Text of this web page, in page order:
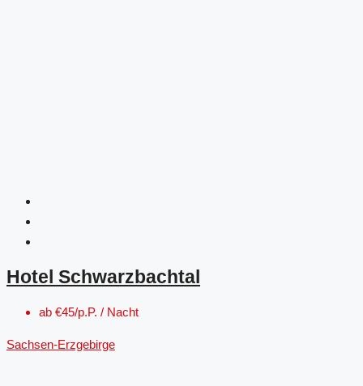
Hotel Schwarzbachtal
ab €45/p.P. / Nacht
Sachsen-Erzgebirge